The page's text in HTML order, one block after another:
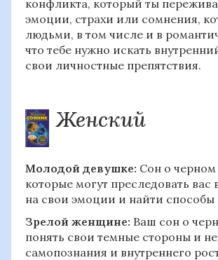
конфликта, который ты
эмоции, страхи или сомнения,
людьми, в том числе и в
что тебе нужно искать
свои личностные препятствия.
Женский
Молодой девушке: Сон о черном
которые могут преследовать
на свои эмоции и найти
Зрелой женщине: Ваш сон о
понять свои темные стороны и
самопознания и внутреннего